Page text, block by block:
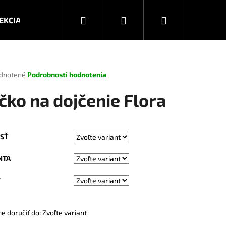
JESEŇ/ZIMA 2026 KOLEKCIA JAR/LETO 2025
Hľadať PrihlásenieNákupný
Podrobnosti hodnotenia
na dojčenie Flora
doručiť do:Zvoľte variant